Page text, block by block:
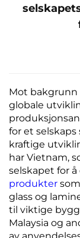
Mot bakgrunn
globale
for et
kraftige
har Vietnam,
selskapet for
produkter
glass og
til viktige
Malaysia og